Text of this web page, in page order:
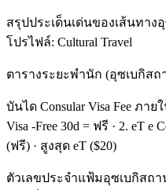
สรุปประเด็นเด่นของเส้นทางอุ
โปรไฟล์: Cultural Travel
ตารางระยะพำนัก (อุซเบกิสถ
บันได Consular Visa Fee ภา
Visa -Free 30d = ฟรี · 2. eT e
(ฟรี) · สูงสุด eT ($20)
ตัวเลขประจำแฟ้มอุซเบกิสถา